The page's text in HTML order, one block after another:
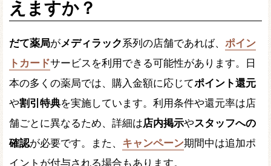
えますか？
だて薬局がメディラック系列の店舗であれば、 ポイン
トカードサービスを利用できる可能性があります。日
本の多くの薬局では、購入金額に応じてポイント還元
や割引特典を実施しています。利用条件や還元率は店
舗ごとに異なるため、詳細は店内掲示やスタッフへの
確認が必要です。また、 キャンペーン期間中は追加ポ
イントが付与される場合もあります。